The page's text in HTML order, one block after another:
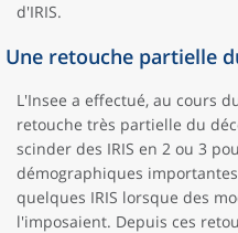
d'IRIS.
Une retouche partielle
L'Insee a effectué, au cours
retouche très partielle du
scinder des IRIS en 2 ou 3
démographiques
quelques IRIS lorsque des
l'imposaient. Depuis ces